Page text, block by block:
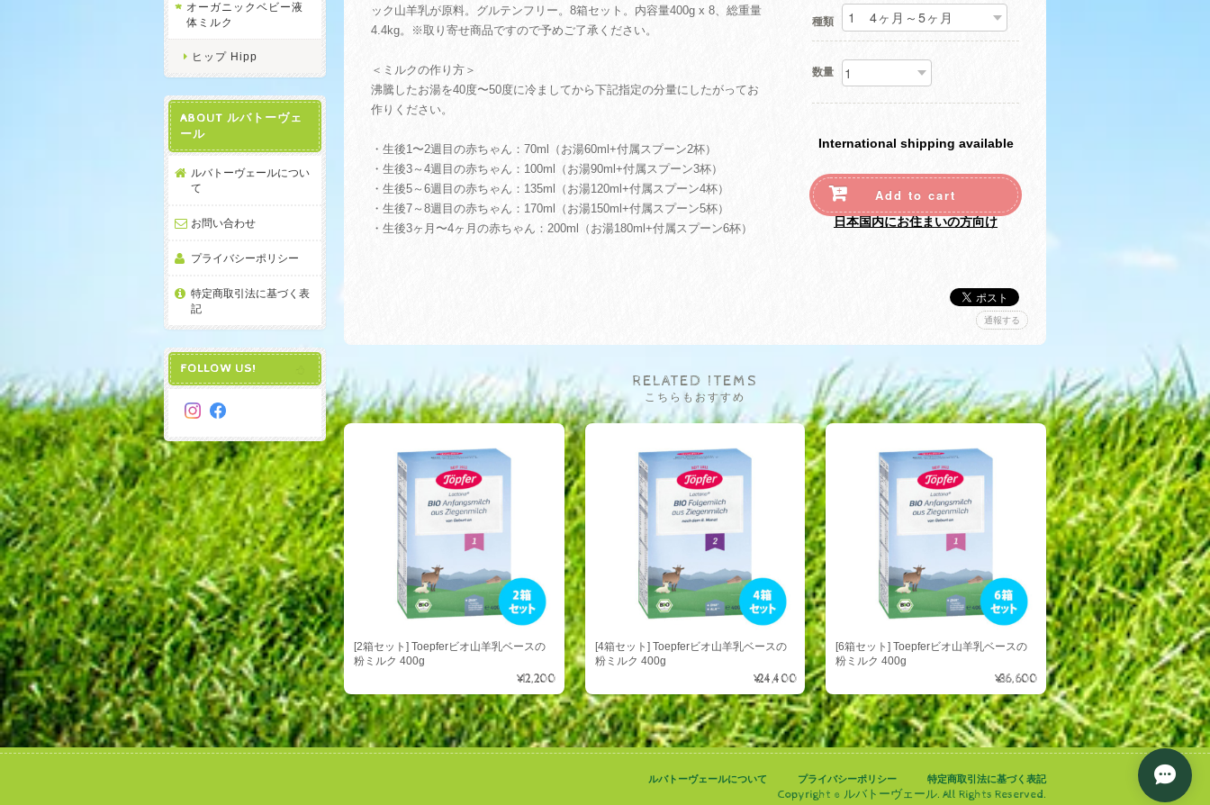
ック山羊乳が原料。グルテンフリー。8箱セット。内容量400g x 8、総重量
4.4kg。※取り寄せ商品ですので予めご了承ください。
＜ミルクの作り方＞
沸騰したお湯を40度〜50度に冷ましてから下記指定の分量にしたがってお
作りください。
・生後1〜2週目の赤ちゃん：70ml（お湯60ml+付属スプーン2杯）
・生後3～4週目の赤ちゃん：100ml（お湯90ml+付属スプーン3杯）
・生後5～6週目の赤ちゃん：135ml（お湯120ml+付属スプーン4杯）
・生後7～8週目の赤ちゃん：170ml（お湯150ml+付属スプーン5杯）
・生後3ヶ月〜4ヶ月の赤ちゃん：200ml（お湯180ml+付属スプーン6杯）
種類
数量
International shipping available
Add to cart
日本国内にお住まいの方向け
通報する
RELATED ITEMS
こちらもおすすめ
[2箱セット] Toepferビオ山羊乳ベースの
粉ミルク 400g
¥12,200
[4箱セット] Toepferビオ山羊乳ベースの
粉ミルク 400g
¥24,400
[6箱セット] Toepferビオ山羊乳ベースの
粉ミルク 400g
¥36,600
オーガニックベビー液
体ミルク
ヒップ Hipp
ABOUT ルバトーヴェ
ール
ルバトーヴェールについ
て
お問い合わせ
プライバシーポリシー
特定商取引法に基づく表
記
FOLLOW US!
ルバトーヴェールについて プライバシーポリシー 特定商取引法に基づく表記
Copyright © ルバトーヴェール. All Rights Reserved.